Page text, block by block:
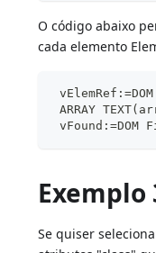
O código abaixo
cada elemento
ARRAY
Exemplo
Se quiser